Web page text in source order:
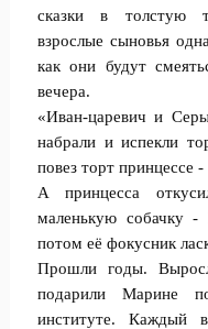
сказки в толстую
взрослые сыновья
как они будут
вечера.
«Иван-царевич и
набрали и испекли
повез торт принцессе -
А принцесса
маленькую собачку
потом её фокусник
Прошли годы.
подарили Марине
институте. Каждый